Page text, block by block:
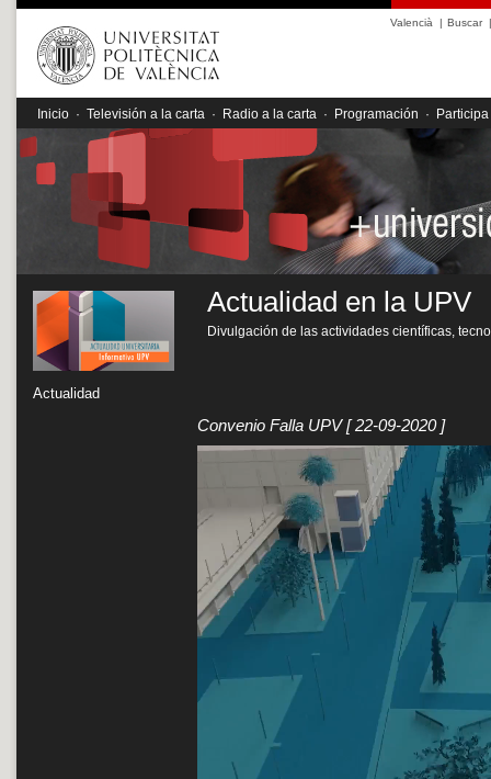
Valencià | Buscar|
Inicio · Televisión a la carta · Radio a la carta · Programación · Participa
Actualidad
Actualidad en la UPV
Divulgación de las actividades científicas,
Convenio Falla UPV[ 22-09-2020 ]